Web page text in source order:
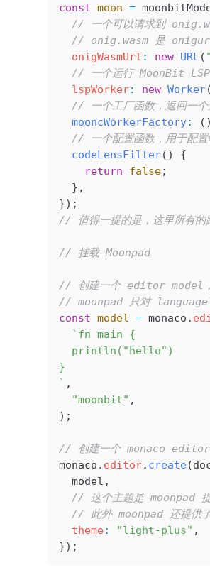
const moon =
// 一个可以请求到
// onig.wasm 是
  onigWasmUrl
: new URL(
// 一个运行 MoonBit LSP
  lspWorker
: new Worker(
// 一个工厂函数，返回一
  mooncWorkerFactory
:
// 一个配置函数，用于配
  codeLensFilter
() {
    return
false;
  },
});
// 值得一提的是，这里所有的
// 挂载 Moonpad
// 创建一个 editor model，
// moonpad 只对
const model = monaco .
  `fn main {
  println("hello")
}
` ,
  "moonbit"
,
);
// 创建一个 monaco editor
monaco . editor. create(
  model
,
// 这个主题是 moonpad 提
// 此外 moonpad 还提供
  theme
: "light-plus" ,
});